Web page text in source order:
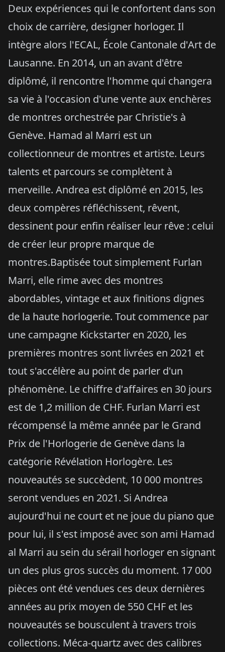
Deux expériences qui le confortent dans son
choix de carrière, designer horloger. Il
intègre alors l'ECAL, École Cantonale d'Art de
Lausanne. En 2014, un an avant d'être
diplômé, il rencontre l'homme qui changera
sa vie à l'occasion d'une vente aux enchères
de montres orchestrée par Christie's à
Genève. Hamad al Marri est un
collectionneur de montres et artiste. Leurs
talents et parcours se complètent à
merveille. Andrea est diplômé en 2015, les
deux compères réfléchissent, rêvent,
dessinent pour enfin réaliser leur rêve : celui
de créer leur propre marque de
montres.Baptisée tout simplement Furlan
Marri, elle rime avec des montres
abordables, vintage et aux finitions dignes
de la haute horlogerie. Tout commence par
une campagne Kickstarter en 2020, les
premières montres sont livrées en 2021 et
tout s'accélère au point de parler d'un
phénomène. Le chiffre d'affaires en 30 jours
est de 1,2 million de CHF. Furlan Marri est
récompensé la même année par le Grand
Prix de l'Horlogerie de Genève dans la
catégorie Révélation Horlogère. Les
nouveautés se succèdent, 10 000 montres
seront vendues en 2021. Si Andrea
aujourd'hui ne court et ne joue du piano que
pour lui, il s'est imposé avec son ami Hamad
al Marri au sein du sérail horloger en signant
un des plus gros succès du moment. 17 000
pièces ont été vendues ces deux dernières
années au prix moyen de 550 CHF et les
nouveautés se bousculent à travers trois
collections. Méca-quartz avec des calibres